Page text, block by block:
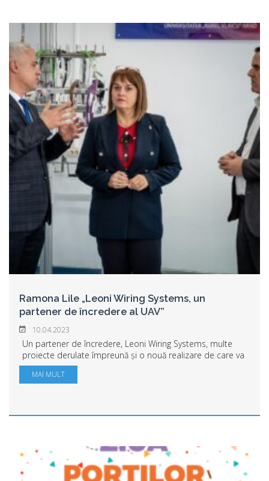
Ramona Lile „Leoni Wiring Systems, un
partener de încredere al UAV”
10.04.2023
Un partener de încredere, Leoni Wiring Systems, multe
proiecte derulate împreună și o nouă realizare de care va
beneficia Facultatea de Inginerie din cadrul Universității
„Aurel Vlaicu” din Arad: labo...
MAI MULT